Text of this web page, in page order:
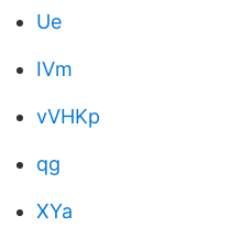
Ue
IVm
vVHKp
qg
XYa